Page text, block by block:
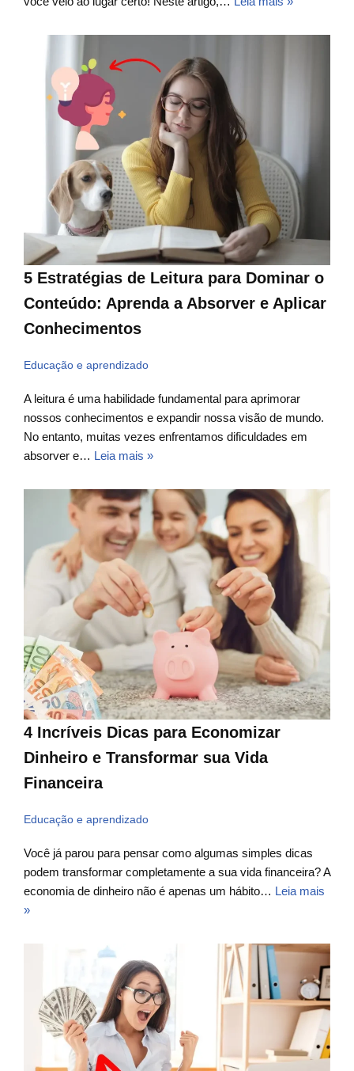
5 Estratégias de Leitura para Dominar o
Conteúdo: Aprenda a Absorver e Aplicar
Conhecimentos
Educação e aprendizado
A leitura é uma habilidade fundamental para aprimorar
nossos conhecimentos e expandir nossa visão de mundo.
No entanto, muitas vezes enfrentamos dificuldades em
absorver e… Leia mais »
4 Incríveis Dicas para Economizar
Dinheiro e Transformar sua Vida
Financeira
Educação e aprendizado
Você já parou para pensar como algumas simples dicas
podem transformar completamente a sua vida financeira? A
economia de dinheiro não é apenas um hábito… Leia mais
»